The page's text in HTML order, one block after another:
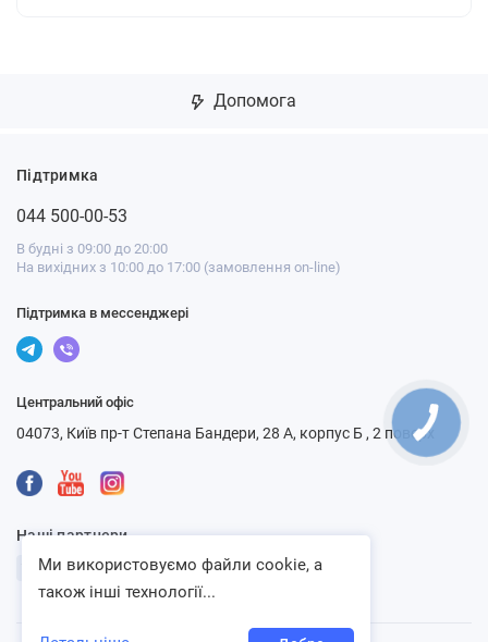
Допомога
Підтримка
044 500-00-53
В будні з 09:00 до 20:00
На вихідних з 10:00 до 17:00 (замовлення on-line)
Підтримка в мессенджері
Центральний офіс
04073, Київ пр-т Степана Бандери, 28 А, корпус Б , 2 поверх
Наші партнери
Ми використовуємо файли cookie, а
також інші технології...
КНОПКА
СВЯЗИ